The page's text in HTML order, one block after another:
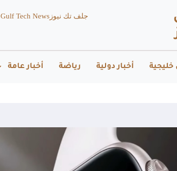
جلف تك نيوز Gulf Tech News
أخبار دولية رياضة أخبار عامة